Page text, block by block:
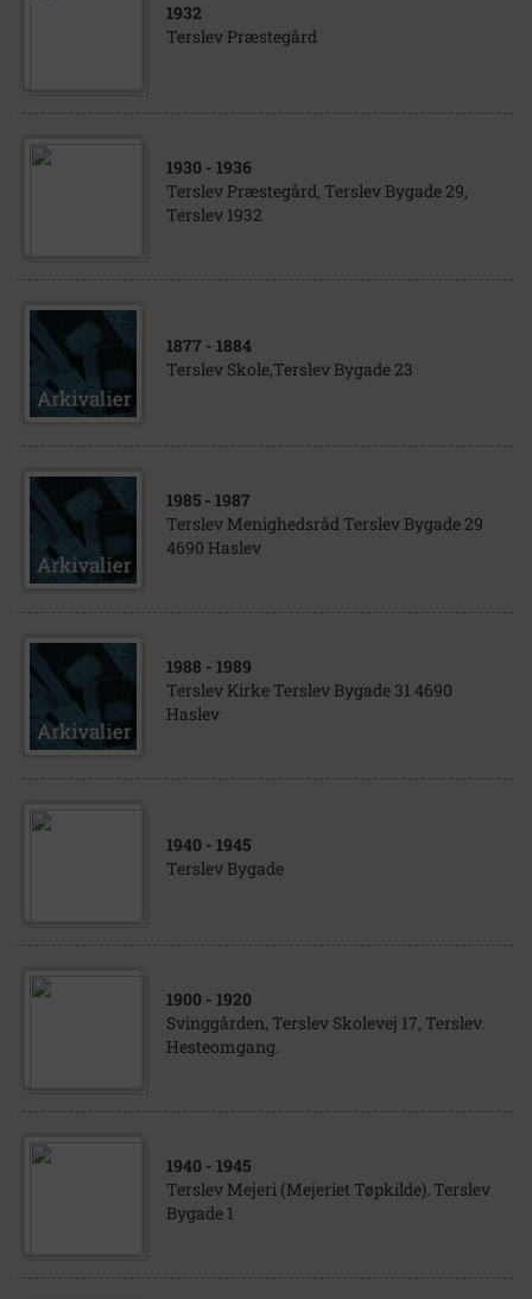
1932
Terslev Præstegård
1930 - 1936
Terslev Præstegård, Terslev Bygade 29,
Terslev 1932
1877 - 1884
Terslev Skole,Terslev Bygade 23
1985 - 1987
Terslev Menighedsråd Terslev Bygade 29
4690 Haslev
1988 - 1989
Terslev Kirke Terslev Bygade 31 4690
Haslev
1940 - 1945
Terslev Bygade
1900 - 1920
Svinggården, Terslev Skolevej 17, Terslev.
Hesteomgang.
1940 - 1945
Terslev Mejeri (Mejeriet Tøpkilde). Terslev
Bygade 1